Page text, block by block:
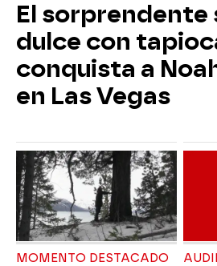
El sorprendente
dulce con
conquista a
en Las Vegas
MOMENTO DESTACADO